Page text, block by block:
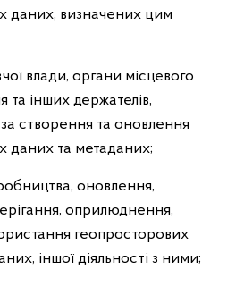
даних, визначених цим
влади, органи місцевого
та інших держателів,
за створення та оновлення
даних та метаданих;
оновлення,
оприлюднення,
геопросторових
іншої діяльності з ними;